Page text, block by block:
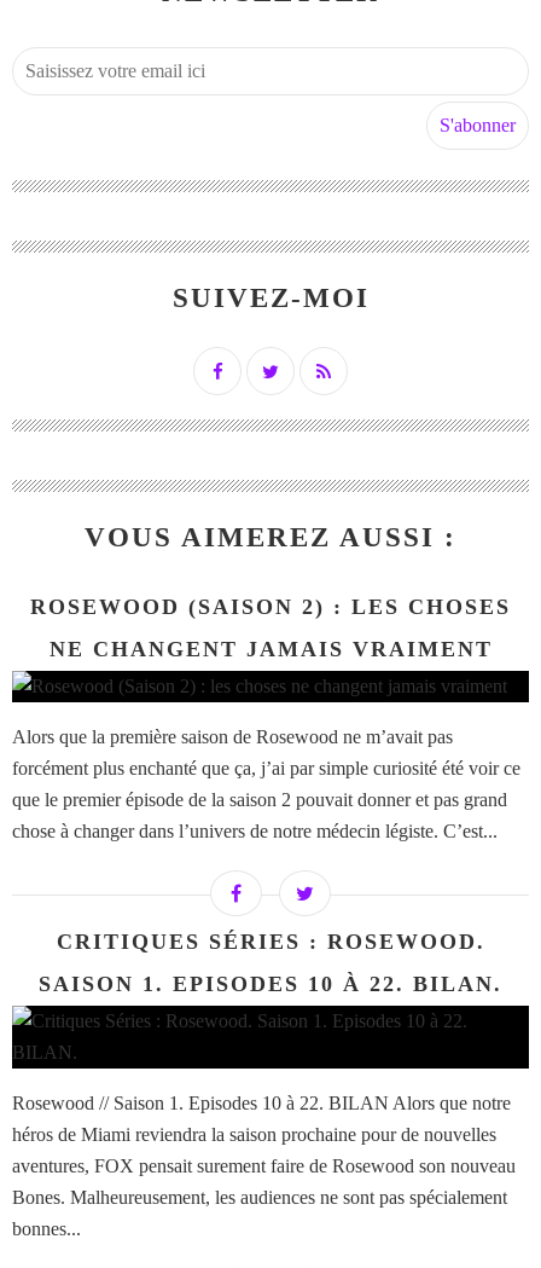
SUIVEZ-MOI
VOUS AIMEREZ AUSSI :
ROSEWOOD (SAISON 2) : LES CHOSES
NE CHANGENT JAMAIS VRAIMENT
Alors que la première saison de Rosewood ne m’avait pas
forcément plus enchanté que ça, j’ai par simple curiosité été voir ce
que le premier épisode de la saison 2 pouvait donner et pas grand
chose à changer dans l’univers de notre médecin légiste. C’est...
CRITIQUES SÉRIES : ROSEWOOD.
SAISON 1. EPISODES 10 À 22. BILAN.
Rosewood // Saison 1. Episodes 10 à 22. BILAN Alors que notre
héros de Miami reviendra la saison prochaine pour de nouvelles
aventures, FOX pensait surement faire de Rosewood son nouveau
Bones. Malheureusement, les audiences ne sont pas spécialement
bonnes...